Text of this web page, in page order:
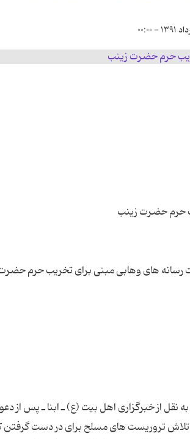
رسانه های وهابی مبنی برای تخریب حرم
نقل از خبرگزاری اهل بیت (ع) ـ ابنا ـ پس
تروریست های مسلح برای در دست